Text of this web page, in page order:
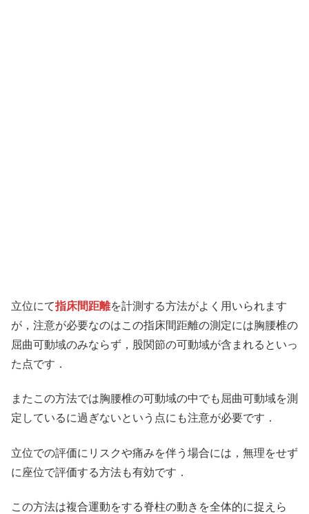
立位にて指床間距離を計測する方法がよく用いられます
が，注意が必要なのはこの指床間距離の測定には胸腰椎の
屈曲可動域のみならず，股関節の可動域が含まれるといっ
た点です．
またこの方法では胸腰椎の可動域の中でも屈曲可動域を測
定しているに過ぎないという点にも注意が必要です．
立位での評価にリスクや痛みを伴う場合には，無理をせず
に座位で評価する方法も有効です．
この方法は複合運動をする脊柱の動きを全体的に捉えら